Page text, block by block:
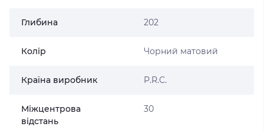
Глибина 202
Колір Чорний матовий
Країна виробник P.R.C.
Міжцентрова
відстань
30